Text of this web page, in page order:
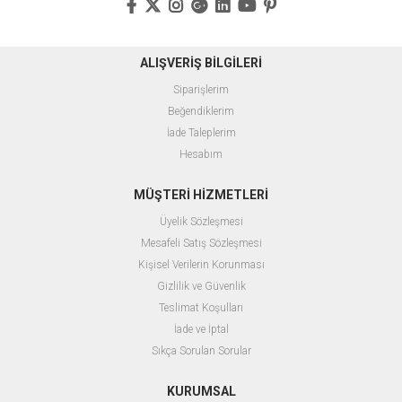
ALIŞVERİŞ BİLGİLERİ
Siparişlerim
Beğendiklerim
İade Taleplerim
Hesabım
MÜŞTERİ HİZMETLERİ
Üyelik Sözleşmesi
Mesafeli Satış Sözleşmesi
Kişisel Verilerin Korunması
Gizlilik ve Güvenlik
Teslimat Koşulları
İade ve İptal
Sıkça Sorulan Sorular
KURUMSAL